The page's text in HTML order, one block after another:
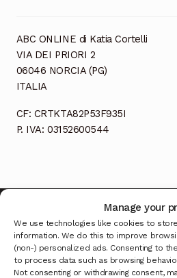
Manage your
We use technologies like cookies to
information. We do this to improve
(non-) personalized ads. Consenting to
to process data such as browsing
Not consenting or withdrawing consent,
ABC ONLINE di Katia Cortelli
VIA DEI PRIORI 2
06046 NORCIA (PG)
ITALIA
CF: CRTKTA82P53F935I
P. IVA: 03152600544
Ultimi Prodotti